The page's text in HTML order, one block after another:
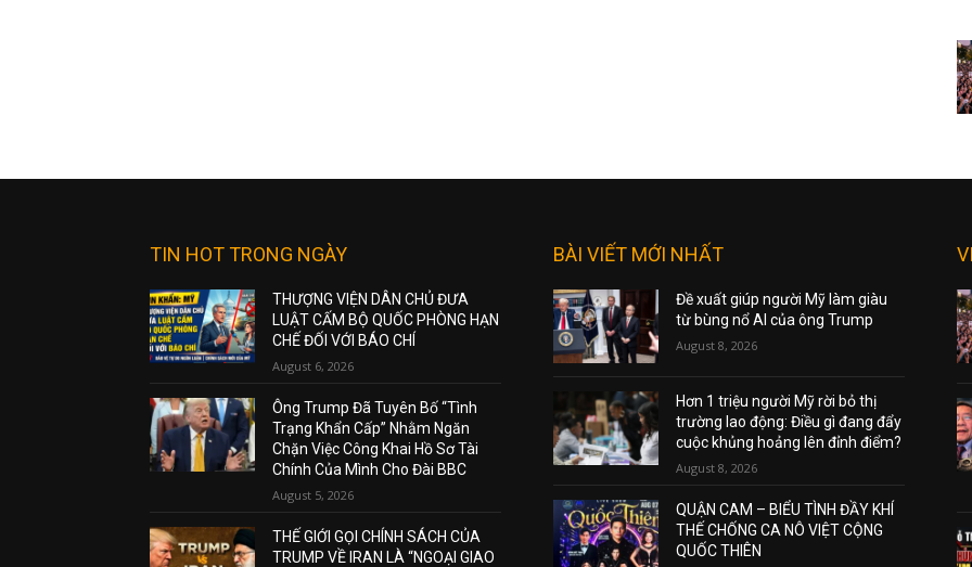
TIN HOT TRONG NGÀY
THƯỢNG VIỆN DÂN CHỦ ĐƯA
LUẬT CẤM BỘ QUỐC PHÒNG HẠN
CHẾ ĐỐI VỚI BÁO CHÍ
August 6, 2026
Ông Trump Đã Tuyên Bố “Tình
Trạng Khẩn Cấp” Nhằm Ngăn
Chặn Việc Công Khai Hồ Sơ Tài
Chính Của Mình Cho Đài BBC
August 5, 2026
THẾ GIỚI GỌI CHÍNH SÁCH CỦA
TRUMP VỀ IRAN LÀ “NGOẠI GIAO
BÀI VIẾT MỚI NHẤT
Đề xuất giúp người Mỹ làm giàu
từ bùng nổ AI của ông Trump
August 8, 2026
Hơn 1 triệu người Mỹ rời bỏ thị
trường lao động: Điều gì đang đẩy
cuộc khủng hoảng lên đỉnh điểm?
August 8, 2026
QUẬN CAM – BIỂU TÌNH ĐẦY KHÍ
THẾ CHỐNG CA NÔ VIỆT CỘNG
QUỐC THIÊN